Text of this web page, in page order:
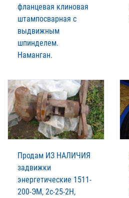
фланцевая клиновая
штампосварная с
выдвижным
шпинделем.
Наманган.
Продам ИЗ НАЛИЧИЯ
задвижки
энергетические 1511-
200-ЭМ, 2с-25-2Н,